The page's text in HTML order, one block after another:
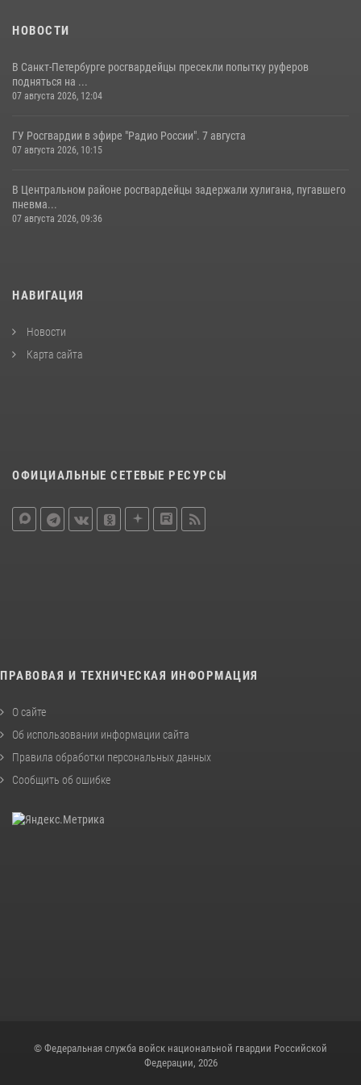
НОВОСТИ
В Санкт-Петербурге росгвардейцы пресекли попытку руферов
подняться на ...
07 августа 2026, 12:04
ГУ Росгвардии в эфире "Радио России". 7 августа
07 августа 2026, 10:15
В Центральном районе росгвардейцы задержали хулигана, пугавшего
пневма...
07 августа 2026, 09:36
НАВИГАЦИЯ
Новости
Карта сайта
ОФИЦИАЛЬНЫЕ СЕТЕВЫЕ РЕСУРСЫ
ПРАВОВАЯ И ТЕХНИЧЕСКАЯ ИНФОРМАЦИЯ
О сайте
Об использовании информации сайта
Правила обработки персональных данных
Сообщить об ошибке
© Федеральная служба войск национальной гвардии Российской
Федерации, 2026